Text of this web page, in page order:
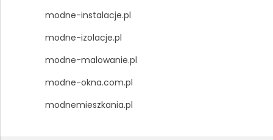
modne-instalacje.pl
modne-izolacje.pl
modne-malowanie.pl
modne-okna.com.pl
modnemieszkania.pl